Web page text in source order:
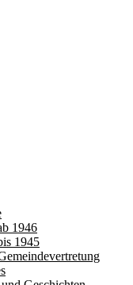
1946
1945